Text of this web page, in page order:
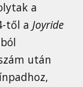
a
től a Joyride
után